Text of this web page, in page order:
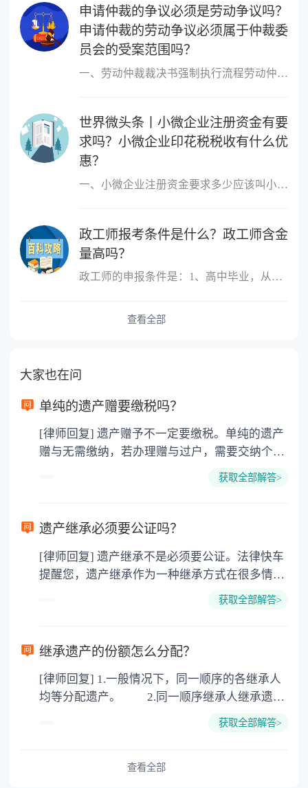
申请仲裁的争议必须是劳动争议吗？
申请仲裁的劳动争议必须属于仲裁委
员会的受案范围吗？
一、劳动仲裁裁决书强制执行流程劳动仲裁裁决书强制执行流程如下：1
世界微头条丨小微企业注册资金有要
求吗？小微企业印花税税收有什么优
惠？
一、小微企业注册资金要求多少应该叫小微企业，小微企业的概念跟注
政工师报考条件是什么？政工师含金
量高吗？
政工师的申报条件是：1、高中毕业，从事思想政治工作三年以上;2、大
查看全部
大家也在问
单纯的遗产赠要缴税吗？
[律师回复] 遗产赠予不一定要缴税。单纯的遗产
赠与无需缴纳，若办理赠与过户，需要交纳个人
所得税、契税和公证费。赠与过户是没有增值税
要缴纳公证费，具体如下： 1. 公证费：按房
3. 印花税：按房屋评估价的0.05%缴纳 4. 土
地增值税：按房价1%缴纳 5. 房屋产权登记费：
获取全部解答>
遗产继承必须要公证吗？
[律师回复] 遗产继承不是必须要公证。法律快车
提醒您，遗产继承作为一种继承方式在很多情况
下都是不需要公证的，当然，如果需要公正的也
以防对财产继承发生纠纷，可以对遗产继承进行
公证。
获取全部解答>
继承遗产的份额怎么分配？
[律师回复] 1.一般情况下，同一顺序的各继承人
均等分配遗产。 2.同一顺序继承人继承遗产
或者与被继承人共同生活的继承人，分配遗产
获取全部解答>
查看全部